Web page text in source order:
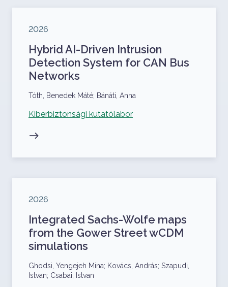
Megjelenés éve
2026
Hybrid AI-Driven Intrusion
Detection System for CAN Bus
Networks
Szerzők
Tóth, Benedek Máté; Bánáti, Anna
Kapcsolódó projekt
Kiberbiztonsági kutatólabor
Megjelenés éve
2026
Integrated Sachs-Wolfe maps
from the Gower Street wCDM
simulations
Szerzők
Ghodsi, Yengejeh Mina; Kovács, András; Szapudi,
Istvan; Csabai, Istvan